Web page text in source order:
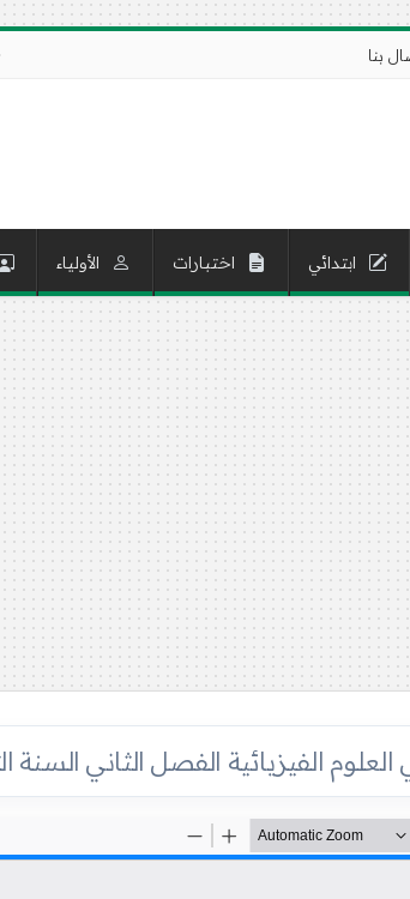
بنا
ابتدائي اختبارات الأولياء
الفيزيائية الفصل الثاني السنة